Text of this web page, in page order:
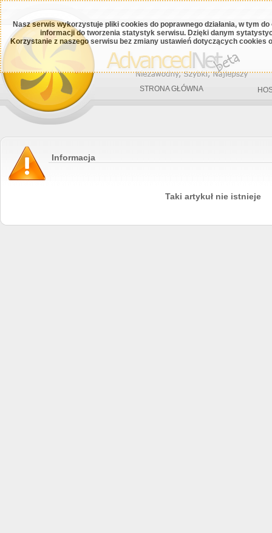
Nasz serwis wykorzystuje pliki cookies do poprawnego działania, w tym
informacji do tworzenia statystyk serwisu. Dzięki danym
Korzystanie z naszego serwisu bez zmiany ustawień dotyczących cookies
STRONA GŁÓWNA
Informacja
Taki artykuł nie istnieje